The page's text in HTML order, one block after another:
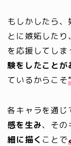
もしかしたら
とに嫉妬した
を応援してし
験をしたことが
ているからこそ
各キャラを通じ
感を生み、その
細に描く ことで